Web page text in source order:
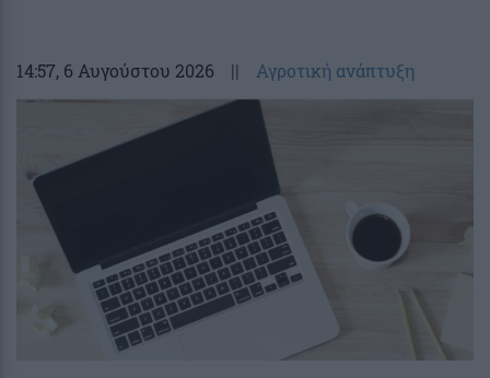
14:57, 6 Αυγούστου 2026 || Αγροτική ανάπτυξη